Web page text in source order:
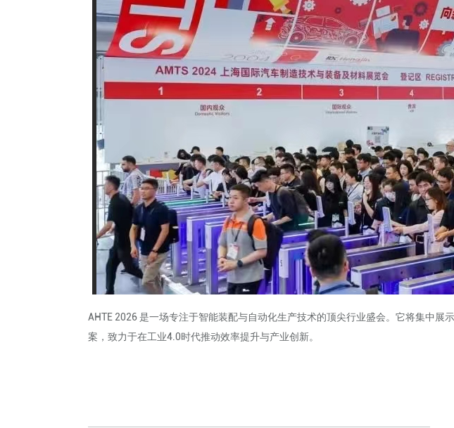
AHTE 2026 是一场专注于智能装配与自动化生产技术的顶尖行业盛会。它将集中
案，致力于在工业4.0时代推动效率提升与产业创新。